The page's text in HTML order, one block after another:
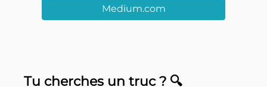
Medium.com
Tu cherches un truc ? 🔍